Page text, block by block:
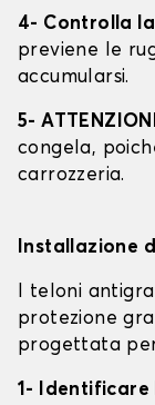
4- Controlla
previene le
accumularsi.
5-
congela,
carrozzeria.
Installazione
I teloni
protezione
progettata
1-